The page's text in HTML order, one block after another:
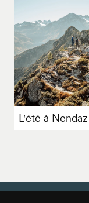
L'été à Nendaz